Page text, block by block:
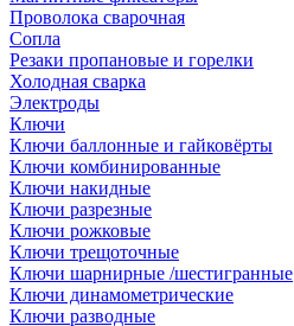
Проволока сварочная
Сопла
Резаки пропановые и горелки
Холодная сварка
Электроды
Ключи
Ключи баллонные и гайковёрты
Ключи комбинированные
Ключи накидные
Ключи разрезные
Ключи рожковые
Ключи трещоточные
Ключи шарнирные /шестигранные
Ключи динамометрические
Ключи разводные